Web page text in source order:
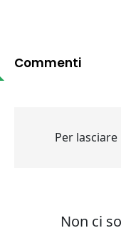
Commenti